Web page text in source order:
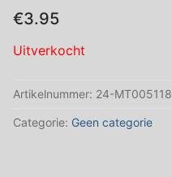
€3.95
Uitverkocht
Artikelnummer: 24-MT005118
Categorie: Geen categorie